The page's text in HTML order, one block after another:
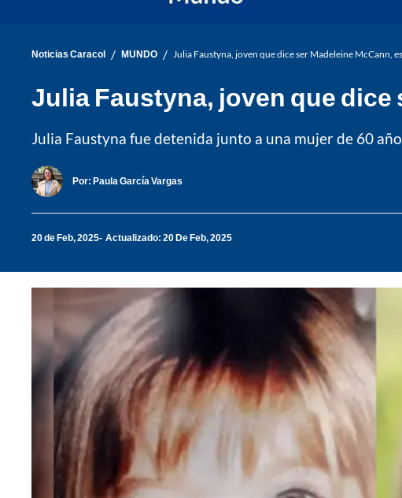
Noticias Caracol / MUNDO / Julia Faustyna, joven que dice ser Madeleine McCann,
Julia Faustyna, joven que dice
Julia Faustyna fue detenida junto a una mujer de 60
Por: Paula García Vargas
20 de Feb, 2025 Actualizado: 20 De Feb, 2025